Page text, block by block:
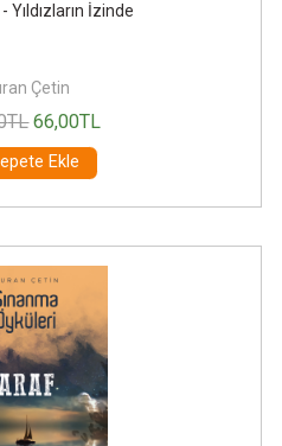
Yıldızların İzinde
Çetin
TL 66,00TL
Ekle